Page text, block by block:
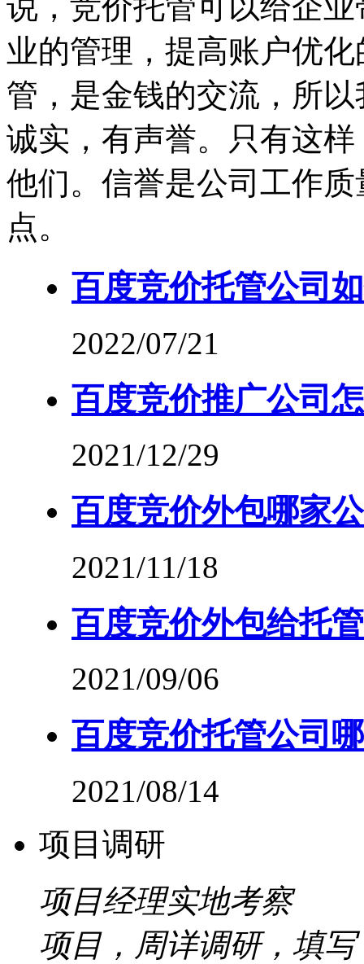
说，竞价托管可以给企
业的管理，提高账户优
管，是金钱的交流，所
诚实，有声誉。只有这
他们。信誉是公司工作
点。
百度竞价托管公司
2022/07/21
百度竞价推广公司
2021/12/29
百度竞价外包哪家
2021/11/18
百度竞价外包给托
2021/09/06
百度竞价托管公司
2021/08/14
项目调研
项目经理实地考察
项目，周详调研，填写